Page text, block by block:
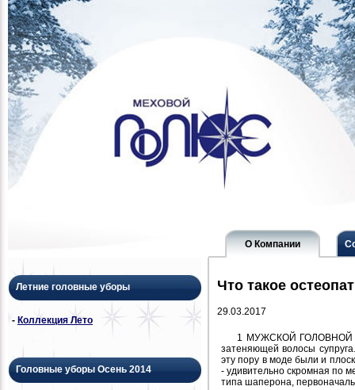
О Компании
Летние головные уборы
- Коллекция Лето
Головные уборы Осень 2014
Что такое
29.03.2017
1 МУЖСКОЙ ГОЛОВНОЙ
затеняющей волосы
эту пору в моде были и
- удивительно скромная по
типа шаперона,